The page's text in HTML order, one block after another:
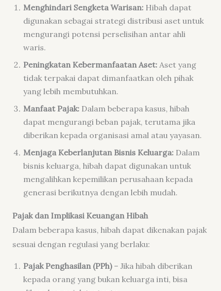
Menghindari Sengketa Warisan: Hibah dapat
digunakan sebagai strategi distribusi aset untuk
mengurangi potensi perselisihan antar ahli
waris.
Peningkatan Kebermanfaatan Aset: Aset yang
tidak terpakai dapat dimanfaatkan oleh pihak
yang lebih membutuhkan.
Manfaat Pajak: Dalam beberapa kasus, hibah
dapat mengurangi beban pajak, terutama jika
diberikan kepada organisasi amal atau yayasan.
Menjaga Keberlanjutan Bisnis Keluarga: Dalam
bisnis keluarga, hibah dapat digunakan untuk
mengalihkan kepemilikan perusahaan kepada
generasi berikutnya dengan lebih mudah.
Pajak dan Implikasi Keuangan Hibah
Dalam beberapa kasus, hibah dapat dikenakan pajak
sesuai dengan regulasi yang berlaku:
Pajak Penghasilan (PPh)– Jika hibah diberikan
kepada orang yang bukan keluarga inti, bisa